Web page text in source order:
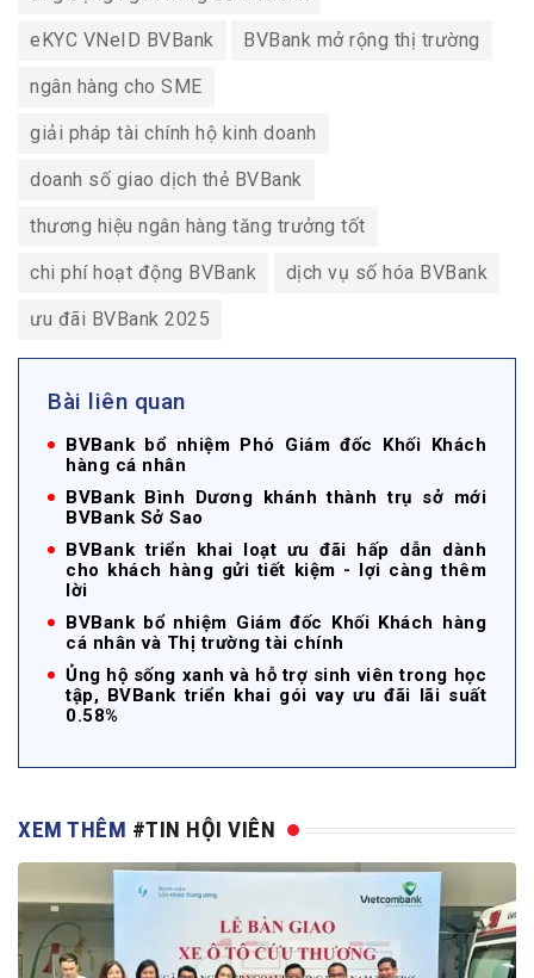
eKYC VNeID BVBank BVBank mở rộng thị trường
ngân hàng cho SME
giải pháp tài chính hộ kinh doanh
doanh số giao dịch thẻ BVBank
thương hiệu ngân hàng tăng trưởng tốt
chi phí hoạt động BVBank dịch vụ số hóa BVBank
ưu đãi BVBank 2025
Bài liên quan
BVBank bổ nhiệm Phó Giám đốc Khối Khách
hàng cá nhân
BVBank Bình Dương khánh thành trụ sở mới
BVBank Sở Sao
BVBank triển khai loạt ưu đãi hấp dẫn dành
cho khách hàng gửi tiết kiệm - lợi càng thêm
lời
BVBank bổ nhiệm Giám đốc Khối Khách hàng
cá nhân và Thị trường tài chính
Ủng hộ sống xanh và hỗ trợ sinh viên trong học
tập, BVBank triển khai gói vay ưu đãi lãi suất
0.58%
XEM THÊM #TIN HỘI VIÊN